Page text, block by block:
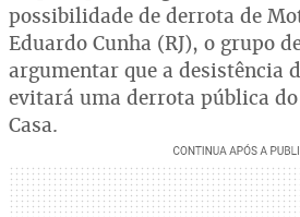
possibilidade de derrota de
Eduardo Cunha (RJ), o grupo
argumentar que a desistência
evitará uma derrota pública
Casa.